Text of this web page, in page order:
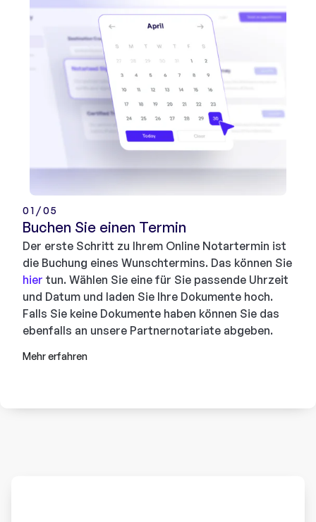
01/05
Buchen Sie einen Termin
Der erste Schritt zu Ihrem Online Notartermin ist
die Buchung eines Wunschtermins. Das können Sie
hier tun. Wählen Sie eine für Sie passende Uhrzeit
und Datum und laden Sie Ihre Dokumente hoch.
Falls Sie keine Dokumente haben können Sie das
ebenfalls an unsere Partnernotariate abgeben.
Mehr erfahren